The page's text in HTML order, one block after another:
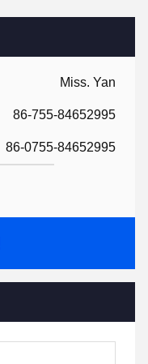
Miss. Yan
86-755-84652995
86-0755-84652995